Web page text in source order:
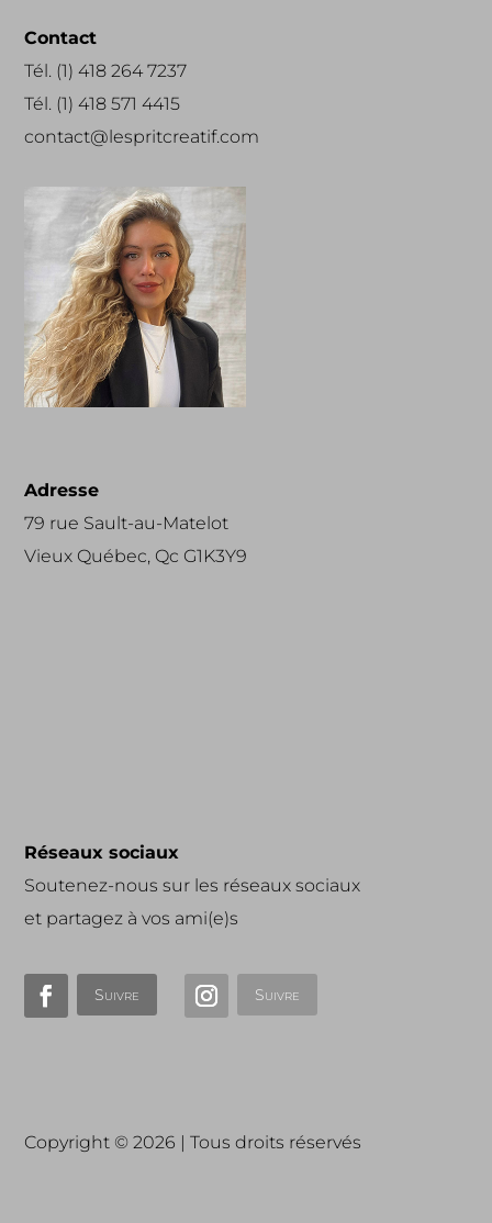
Contact
Tél. (1) 418 264 7237
Tél. (1) 418 571 4415
contact@lespritcreatif.com
Adresse
79 rue Sault-au-Matelot
Vieux Québec, Qc G1K3Y9
Réseaux sociaux
Soutenez-nous sur les réseaux sociaux
et partagez à vos ami(e)s
Suivre Suivre
Copyright © 2026 | Tous droits réservés